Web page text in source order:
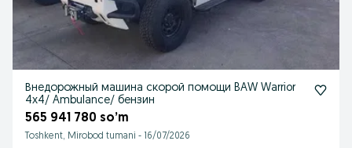
Внедорожный машина скорой помощи BAW Warrior
4x4/ Ambulance/ бензин
565 941 780 so’m
Toshkent, Mirobod tumani - 16/07/2026